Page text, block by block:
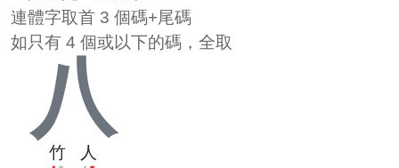
連體字取首 3 個碼+尾碼
如只有 4 個或以下的碼，全取
八
竹 人